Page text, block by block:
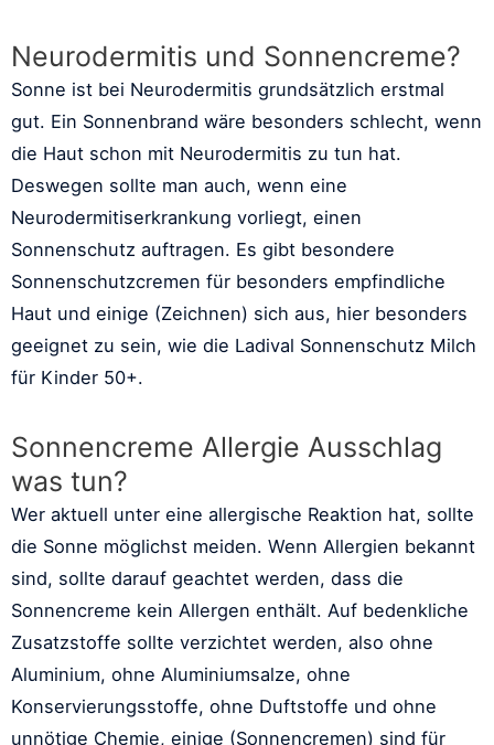
Neurodermitis und Sonnencreme?
Sonne ist bei Neurodermitis grundsätzlich erstmal
gut. Ein Sonnenbrand wäre besonders schlecht, wenn
die Haut schon mit Neurodermitis zu tun hat.
Deswegen sollte man auch, wenn eine
Neurodermitiserkrankung vorliegt, einen
Sonnenschutz auftragen. Es gibt besondere
Sonnenschutzcremen für besonders empfindliche
Haut und einige (Zeichnen) sich aus, hier besonders
geeignet zu sein, wie die Ladival Sonnenschutz Milch
für Kinder 50+.
Sonnencreme Allergie Ausschlag
was tun?
Wer aktuell unter eine allergische Reaktion hat, sollte
die Sonne möglichst meiden. Wenn Allergien bekannt
sind, sollte darauf geachtet werden, dass die
Sonnencreme kein Allergen enthält. Auf bedenkliche
Zusatzstoffe sollte verzichtet werden, also ohne
Aluminium, ohne Aluminiumsalze, ohne
Konservierungsstoffe, ohne Duftstoffe und ohne
unnötige Chemie, einige (Sonnencremen) sind für